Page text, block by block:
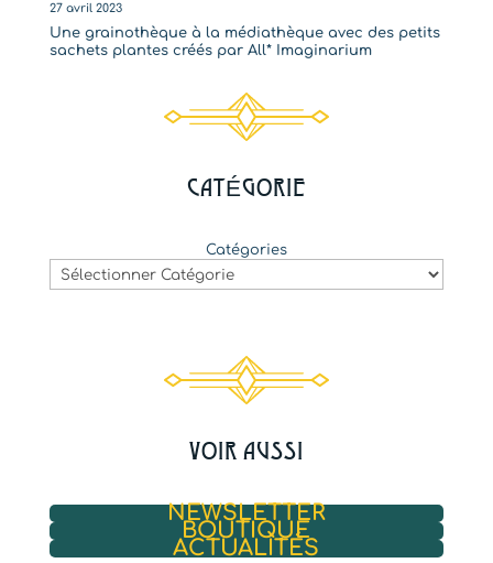
27 avril 2023
Une grainothèque à la médiathèque avec des petits
sachets plantes créés par All* Imaginarium
CATÉGORIE
Catégories
VOIR AUSSI
NEWSLETTER
BOUTIQUE
ACTUALITÉS